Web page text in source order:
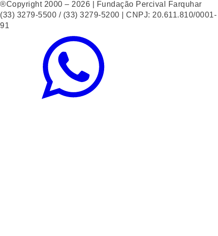
®Copyright 2000 – 2026 | Fundação Percival Farquhar
(33) 3279-5500 / (33) 3279-5200 | CNPJ: 20.611.810/0001-
91